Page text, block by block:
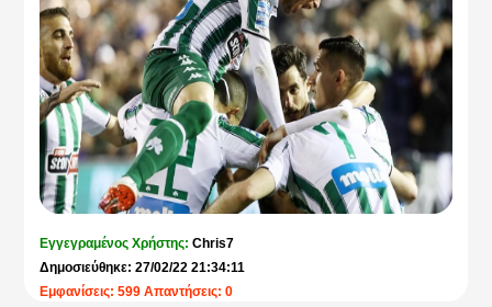
Σε δεύτερο χρόνο, δικαίωμα αγοράς διαρκείας θα δοθεί στους
κατόχους καρτών την αγωνιστική περίοδο που ολοκληρώθηκε
(2021-22), ενώ στη συνέχεια θα «ανοίξει» η διαδικασία
πώλησης διαρκείας για όλους τους φιλάθλους.
Περίοδοι αγορών
Φίλαθλοι Γ’ και Β’ Εθνικής - Φίλαθλοι τελευταίας «3ετίας»
Από την Τετάρτη 29 Ιουνίου μέχρι και την Τρίτη 19 Ιουλίου θα
έχουν το δικαίωμα αγοράς εισιτηρίου διαρκείας οι παρακάτω
• Κάτοχοι διαρκείας στη Γ’ και στη Β’ Εθνική (2013-14 και 2014-
15) - ΥΠΟΧΡΕΩΤΙΚΑ ΚΑΙ ΤΙΣ 2 ΧΡΟΝΙΕΣ
Εγγεγραμένος Χρήστης:Chris7
Δημοσιεύθηκε: 27/02/22 21:34:11
Εμφανίσεις: 599 Απαντήσεις: 0